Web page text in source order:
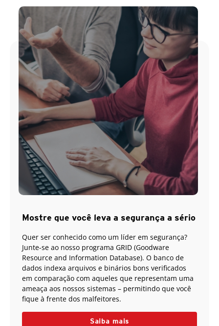
Mostre que você leva a segurança a sério
Quer ser conhecido como um líder em segurança?
Junte-se ao nosso programa GRID (Goodware
Resource and Information Database). O banco de
dados indexa arquivos e binários bons verificados
em comparação com aqueles que representam uma
ameaça aos nossos sistemas – permitindo que você
fique à frente dos malfeitores.
Saiba mais